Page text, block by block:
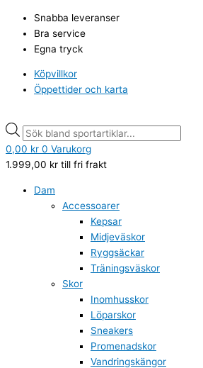
innehåll
Snabba leveranser
Bra service
Egna tryck
Köpvillkor
Öppettider och karta
search
0,00 kr 0 Varukorg
1.999,00 kr till fri frakt
Dam
Accessoarer
Kepsar
Midjeväskor
Ryggsäckar
Träningsväskor
Skor
Inomhusskor
Löparskor
Sneakers
Promenadskor
Vandringskängor
search
Shuffle
White-